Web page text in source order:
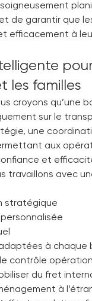
pour
les familles
croyons qu’une
sur le
une
et efficacité.
stratégique
à chaque
contrôle
du fret